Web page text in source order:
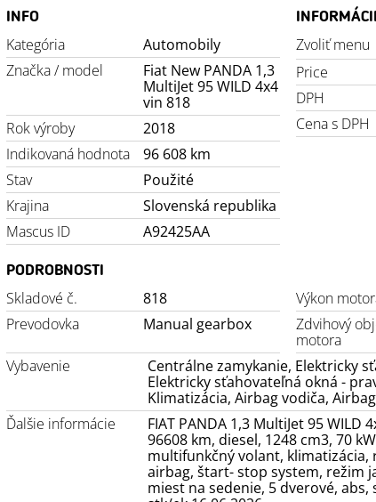
INFO
Kategória
Automobily
Značka / model
Fiat New PANDA 1,3
MultiJet 95 WILD 4x4
vin 818
Rok výroby
2018
Indikovaná hodnota
96 608 km
Stav
Použité
Krajina
Slovenská republika
Mascus ID
A92425AA
Zvoliť menu
Price
DPH
Cena s DPH
PODROBNOSTI
Skladové č. 818 Výkon
Prevodovka
Manual gearbox
Zdvihový
motora
Vybavenie
Centrálne zamykanie, Elektricky
Elektricky sťahovateľná okná -
Klimatizácia, Airbag vodiča,
Ďalšie informácie
FIAT PANDA 1,3 MultiJet 95 WILD
96608 km, diesel, 1248 cm3, 70
multifunkčný volant, klimatizácia,
airbag, štart- stop system, režim
miest na sedenie, 5 dverové,